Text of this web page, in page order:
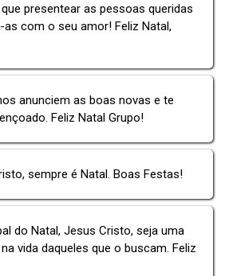
presentear as pessoas queridas
as com o seu amor! Feliz Natal,
anunciem as boas novas e te
Feliz Natal Grupo!
sempre é Natal. Boas Festas!
do Natal, Jesus Cristo, seja uma
vida daqueles que o buscam. Feliz